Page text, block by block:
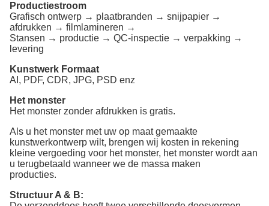
Productiestroom
Grafisch ontwerp → plaatbranden → snijpapier →
afdrukken → filmlamineren →
Stansen → productie → QC-inspectie → verpakking →
levering
Kunstwerk Formaat
AI, PDF, CDR, JPG, PSD enz
Het monster
Het monster zonder afdrukken is gratis.
Als u het monster met uw op maat gemaakte
kunstwerkontwerp wilt, brengen wij kosten in rekening
kleine vergoeding voor het monster, het monster wordt aan
u terugbetaald wanneer we de massa maken
producties.
Structuur A & B: